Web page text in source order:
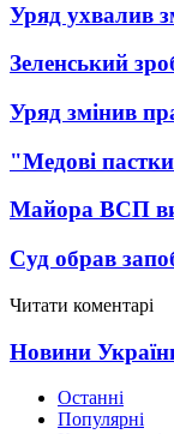
Уряд ухвалив
Зеленський
Уряд змінив
"Медові
Майора ВСП
Суд обрав
Читати коментарі
Новини
Останні
Популярні